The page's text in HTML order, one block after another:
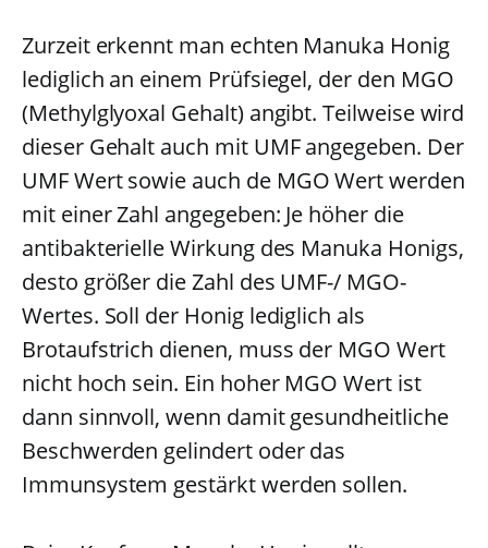
Zurzeit erkennt man echten Manuka Honig
lediglich an einem Prüfsiegel, der den MGO
(Methylglyoxal Gehalt) angibt. Teilweise wird
dieser Gehalt auch mit UMF angegeben. Der
UMF Wert sowie auch de MGO Wert werden
mit einer Zahl angegeben: Je höher die
antibakterielle Wirkung des Manuka Honigs,
desto größer die Zahl des UMF-/ MGO-
Wertes. Soll der Honig lediglich als
Brotaufstrich dienen, muss der MGO Wert
nicht hoch sein. Ein hoher MGO Wert ist
dann sinnvoll, wenn damit gesundheitliche
Beschwerden gelindert oder das
Immunsystem gestärkt werden sollen.